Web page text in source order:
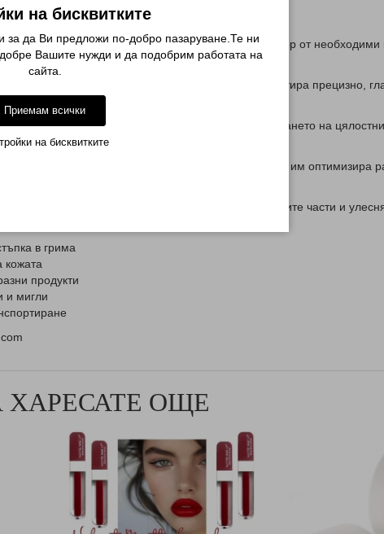
сет, разработен да осигури пълния набор от необходими
не предизвиква зачервявания и гарантира прецизно,
и различни стилови решения при изграждането на
и гелообразни козметични бази, като структурата им оптимизира
предотвратява изгубването на отделните части и
в грима
кожата
продукти
и мигли
ОЩЕ
на бисквитките
за да Ви предложи по-добро пазаруване.Те ни
Вашите нужди и да подобрим работата на
сайта.
Приемам всички
на бисквитките